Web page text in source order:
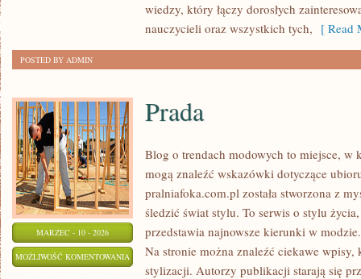
EDUKACJI
wiedzy, który łączy dorosłych
nauczycieli oraz wszystkich tych, [ Read
POSTED BY ADMIN
MARZEC - 10 - 2026
MOŻLIWOŚĆ KOMENTOWANIA PRADA
Prada
Blog o trendach modowych to miejsce, w
mogą znaleźć wskazówki dotyczące
pralniafoka.com.pl została stworzona z
śledzić świat stylu. To serwis o stylu
przedstawia najnowsze kierunki w
Na stronie można znaleźć ciekawe wpisy,
stylizacji. Autorzy publikacji starają się